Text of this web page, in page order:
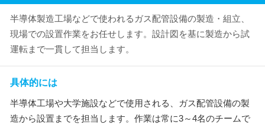
半導体製造工場などで使われるガス配管設備の製造・組立、
現場での設置作業をお任せします。設計図を基に製造から試
運転まで一貫して担当します。
具体的には
半導体工場や大学施設などで使用される、ガス配管設備の製
造から設置までを担当します。作業は常に3～4名のチームで